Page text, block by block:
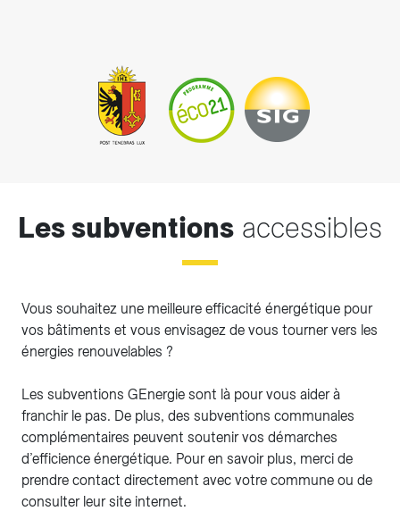
Les subventions accessibles
Vous souhaitez une meilleure efficacité énergétique pour
vos bâtiments et vous envisagez de vous tourner vers les
énergies renouvelables ?
Les subventions GEnergie sont là pour vous aider à
franchir le pas. De plus, des subventions communales
complémentaires peuvent soutenir vos démarches
d’efficience énergétique. Pour en savoir plus, merci de
prendre contact directement avec votre commune ou de
consulter leur site internet.